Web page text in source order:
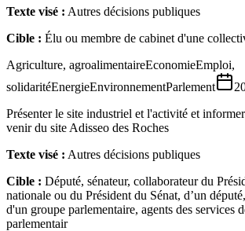
Texte visé : Autres décisions publiques
Cible : Élu ou membre de cabinet d'une
Agriculture, agroalimentaireEconomieEmploi,
solidaritéEnergieEnvironnementParlement
Présenter le site industriel et l'activité et
venir du site Adisseo des Roches
Texte visé : Autres décisions publiques
Cible : Député, sénateur, collaborateur du
nationale ou du Président du Sénat, d’un
d'un groupe parlementaire, agents des services
parlementair